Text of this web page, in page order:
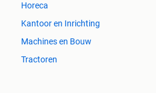
Horeca
Kantoor en Inrichting
Machines en Bouw
Tractoren